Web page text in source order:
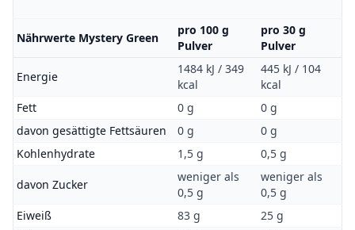
Nährwerte Mystery Green
pro 100 g
Pulver
pro 30 g
Pulver
Energie
1484 kJ / 349
kcal
445 kJ / 104
kcal
Fett
0 g
0 g
davon gesättigte Fettsäuren
0 g
0 g
Kohlenhydrate
1,5 g 0,5 g
davon Zucker
weniger als
0,5 g
weniger als
0,5 g
Eiweiß
83 g
25 g